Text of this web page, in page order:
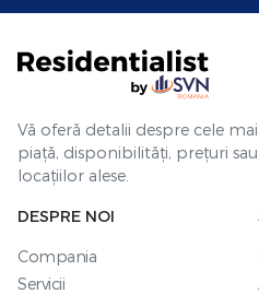
Vă oferă detalii despre cele
piață, disponibilități, prețuri
locațiilor alese.
DESPRE NOI
Compania
Servicii